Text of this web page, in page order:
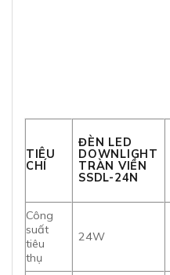
TIÊU
CHÍ
ĐÈN LED
DOWNLIGHT
TRÀN VIỀN
SSDL-24N
Công
suất
tiêu
thụ
24W